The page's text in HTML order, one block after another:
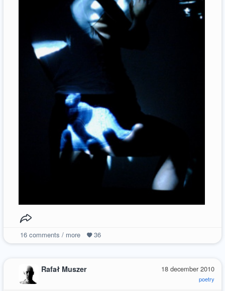
16comments / more 36
18 december 2010
poetry
Rafał Muszer